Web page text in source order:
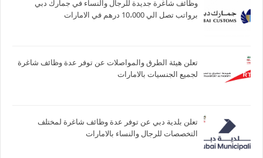
وظائف شاغرة جديدة للرجال والنساء في جمارك دبي
برواتب تصل الي 10،000 درهم في الامارات
تعلن هيئة الطرق والمواصلات عن توفر عدة وظائف شاغرة
لجميع الجنسيات بالامارات
تعلن بلدية دبي عن توفر عدة وظائف شاغرة لمختلف
التخصصات للرجال والنساء بالامارات